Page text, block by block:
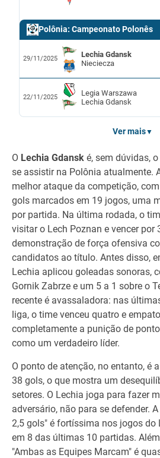
Polônia: Campeonato Polonês
29/11/2025
Lechia Gdansk
Nieciecza
22/11/2025
Legia Warszawa
Lechia Gdansk
Ver mais▼
O Lechia Gdansk é, sem dúvidas,
se assistir na Polônia atualmente.
melhor ataque da competição,
gols marcados em 19 jogos, uma
por partida. Na última rodada, o
visitar o Lech Poznan e vencer por
demonstração de força ofensiva
candidatos ao título. Antes disso,
Lechia aplicou goleadas sonoras,
Gornik Zabrze e um 5 a 1 sobre o
recente é avassaladora: nas
liga, o time venceu quatro e
completamente a punição de
como um verdadeiro líder.
O ponto de atenção, no entanto, é
38 gols, o que mostra um
setores. O Lechia joga para fazer
adversário, não para se defender.
2,5 gols" é fortíssima nos jogos do
em 8 das últimas 10 partidas.
"Ambas as Equipes Marcam" é